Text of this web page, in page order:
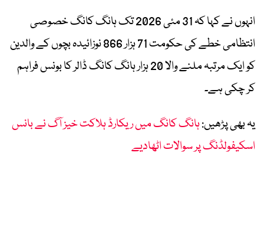
انہوں نے کہا کہ 31 مئی 2026 تک ہانگ کانگ خصوصی
انتظامی خطے کی حکومت 71 ہزار 866 نوزائیدہ بچوں کے والدین
کو ایک مرتبہ ملنے والا 20 ہزار ہانگ کانگ ڈالر کا بونس فراہم
کر چکی ہے۔
یہ بھی پڑھیں:ہانگ کانگ میں ریکارڈ ہلاکت خیز آگ نے بانس
اسکیفولڈنگ پر سوالات اٹھادیے